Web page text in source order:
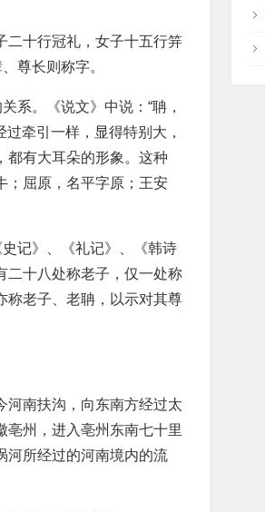
二十行冠礼，女子十五行笄
尊长则称字。
系。《说文》中说：“聃，
牵引一样，显得特别大，
都有大耳朵的形象。这种
；屈原，名平字原；王安
记》、《礼记》、《韩诗
二十八处称老子，仅一处称
称老子、老聃，以示对其尊
河南扶沟，向东南方经过太
亳州，进入亳州东南七十里
河所经过的河南境内的流